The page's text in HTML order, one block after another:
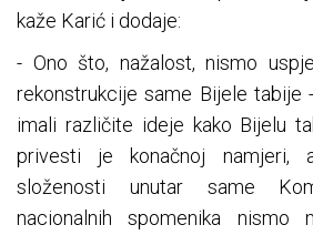
kaže Karić i dodaje:
- Ono što, nažalost, nismo
rekonstrukcije same Bijele tabije
imali različite ideje kako Bijelu
privesti je konačnoj namjeri,
složenosti unutar same
nacionalnih spomenika nismo